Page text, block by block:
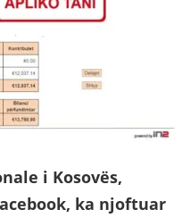
i Kosovës,
ka njoftuar